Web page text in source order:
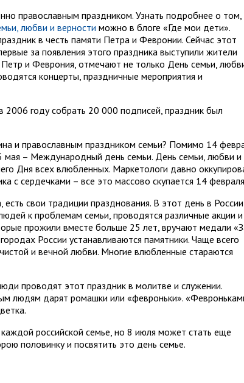
православным праздником. Узнать подробнее о том,
любви и верности можно в блоге «Где мои дети».
в честь памяти Петра и Февронии. Сейчас этот
за появления этого праздника выступили жители
и Феврония, отмечают не только День семьи,
концерты, праздничные мероприятия и
году собрать 20 000 подписей, праздник был
и православным праздником семьи? Помимо 14
мая – Международный день семьи. День семьи, любви и
Дня всех влюбленных. Маркетологи давно
с сердечками – все это массово скупается 14
свои традиции празднования. В этот день в России
к проблемам семьи, проводятся различные акции и
прожили вместе больше 25 лет, вручают медали
России устанавливаются памятники. Чаще всего
и вечной любви. Многие влюбленные стараются
проводят этот праздник в молитве и служении.
людям дарят ромашки или «февроньки».
российской семье, но 8 июля может стать еще
половинку и посвятить это день семье.